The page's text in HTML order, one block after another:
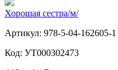
Хорошая сестра/м/
Артикул: 978-5-04-162605-1
Код: УТ000302473